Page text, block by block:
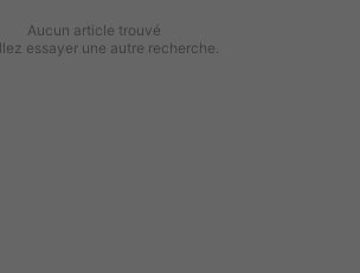
Aucun article trouvé
essayer une autre recherche.